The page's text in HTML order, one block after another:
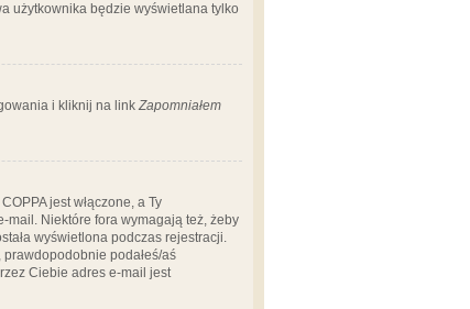
użytkownika będzie wyświetlana tylko
i kliknij na link Zapomniałem
jest włączone, a Ty
mail. Niektóre fora wymagają też, żeby
wyświetlona podczas rejestracji.
podałeś/aś
Ciebie adres e-mail jest